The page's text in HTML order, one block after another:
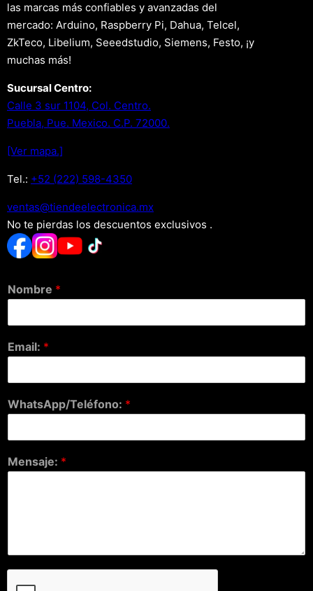
las marcas más confiables y avanzadas del
mercado: Arduino, Raspberry Pi, Dahua, Telcel,
ZkTeco, Libelium, Seeedstudio, Siemens, Festo, ¡y
muchas más!
Sucursal Centro:
Calle 3 sur 1104, Col. Centro.
Puebla, Pue. Mexico. C.P. 72000.
[Ver mapa.]
Tel.: +52 (222) 598-4350
xm.acinortceleedneit@satnev
No te pierdas los descuentos exclusivos .
Nombre *
Email: *
WhatsApp/Teléfono: *
Mensaje: *